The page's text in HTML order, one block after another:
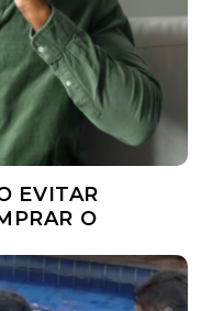
EVITAR
O